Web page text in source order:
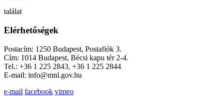
találat
Elérhetőségek
Postacím: 1250 Budapest, Postafiók 3.
Cím: 1014 Budapest, Bécsi kapu tér 2-4.
Tel.: +36 1 225 2843, +36 1 225 2844
E-mail: info@mnl.gov.hu
e-mail facebook vimeo